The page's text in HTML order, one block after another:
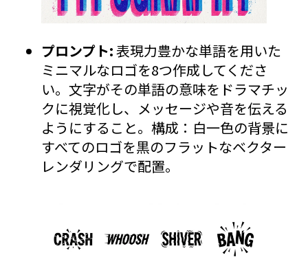
プロンプト:表現力豊かな単語を用いた
ミニマルなロゴを8つ作成してくださ
い。文字がその単語の意味をドラマチッ
クに視覚化し、メッセージや音を伝える
ようにすること。構成：白一色の背景に
すべてのロゴを黒のフラットなベクター
レンダリングで配置。